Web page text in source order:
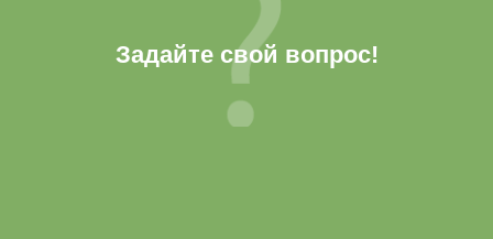
Задайте свой вопрос!